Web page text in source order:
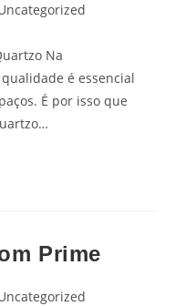
Na
qualidade é essencial
É por isso que
Prime